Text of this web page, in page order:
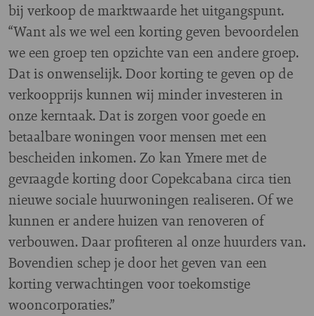
bij verkoop de marktwaarde het uitgangspunt.
“Want als we wel een korting geven bevoordelen
we een groep ten opzichte van een andere groep.
Dat is onwenselijk. Door korting te geven op de
verkoopprijs kunnen wij minder investeren in
onze kerntaak. Dat is zorgen voor goede en
betaalbare woningen voor mensen met een
bescheiden inkomen. Zo kan Ymere met de
gevraagde korting door Copekcabana circa tien
nieuwe sociale huurwoningen realiseren. Of we
kunnen er andere huizen van renoveren of
verbouwen. Daar profiteren al onze huurders van.
Bovendien schep je door het geven van een
korting verwachtingen voor toekomstige
wooncorporaties.”